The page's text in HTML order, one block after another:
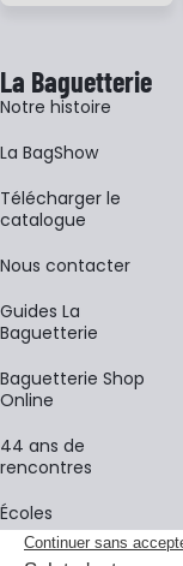
La Baguetterie
Notre histoire
La BagShow
​Télécharger le
catalogue
Nous contacter
Guides La
Baguetterie
Baguetterie Shop
Online
44 ans de
rencontres
Écoles
La newsletter